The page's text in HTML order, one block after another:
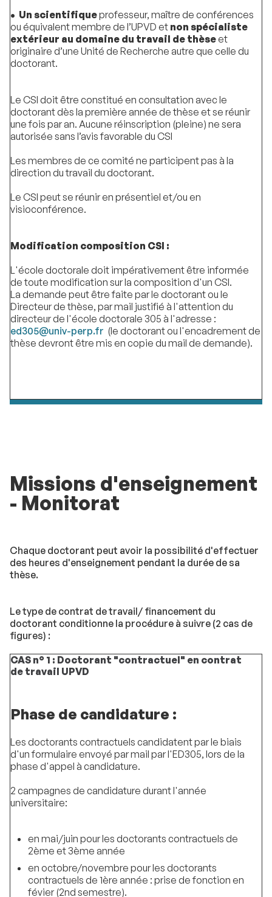
• Un scientifiqueprofesseur, maître de conférences
ou équivalent membre de l’UPVD et non spécialiste
extérieur au domaine du travail de thèseet
originaire d’une Unité de Recherche autre que celle du
doctorant.
Le CSI doit être constitué en consultation avec le
doctorant dès la première année de thèse et se réunir
une fois par an. Aucune réinscription (pleine) ne sera
autorisée sans l’avis favorable du CSI
Les membres de ce comité ne participent pas à la
direction du travail du doctorant.
Le CSI peut se réunir en présentiel et/ou en
visioconférence.
Modification composition CSI :
L'école doctorale doit impérativement être informée
de toute modification sur la composition d'un CSI.
La demande peut être faite par le doctorant ou le
Directeur de thèse, par mail justifié à l'attention du
directeur de l'école doctorale 305 à l'adresse :
ed305@univ-perp.fr (le doctorant ou l'encadrement de
thèse devront être mis en copie du mail de demande).
Missions d'enseignement
- Monitorat
Chaque doctorant peut avoir la possibilité d'effectuer
des heures d'enseignement pendant la durée de sa
thèse.
Le type de contrat de travail/ financement du
doctorant conditionne la procédure à suivre (2 cas de
figures) :
CAS n° 1 : Doctorant "contractuel" en contrat
de travail UPVD
Phase de candidature :
Les doctorants contractuels candidatent par le biais
d'un formulaire envoyé par mail par l'ED305, lors de la
phase d'appel à candidature.
2 campagnes de candidature durant l'année
universitaire:
en mai/juin pour les doctorants contractuels de
2ème et 3ème année
en octobre/novembre pour les doctorants
contractuels de 1ère année : prise de fonction en
févier (2nd semestre).